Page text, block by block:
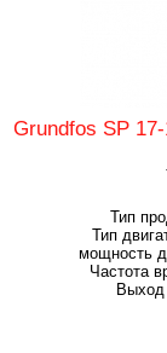
Grundfos SP
Тип
Тип
мощность
Частота
Выход